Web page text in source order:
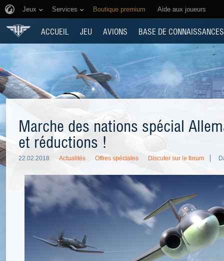
Jeux Services Boutique premium Aide aux joueurs
ACCUEIL JEU AVIONS BASE DE CONNAISSANCES
Marche des nations spécial
et réductions !
22.02.2018 Actualités Offres spéciales Discuter sur le forum